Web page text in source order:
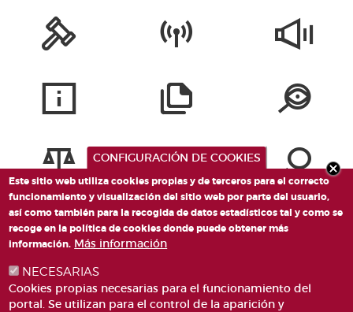
CONFIGURACIÓN DE COOKIES
Este sitio web utiliza cookies propias y de terceros para el correcto
funcionamiento y visualización del sitio web por parte del usuario,
así como también para la recogida de datos estadísticos tal y como se
recoge en la política de cookies donde puede obtener más
información. Más información
NECESARIAS
Cookies propias necesarias para el funcionamiento del
portal. Se utilizan para el control de la aparición y